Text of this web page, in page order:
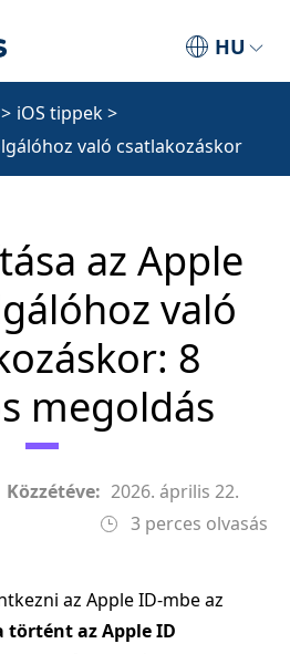
HU
> iOS tippek>
való csatlakozáskor
az Apple
való
8
megoldás
Közzétéve: 2026. április 22.
3 perces olvasás
az Apple ID-mbe az
történt az Apple ID